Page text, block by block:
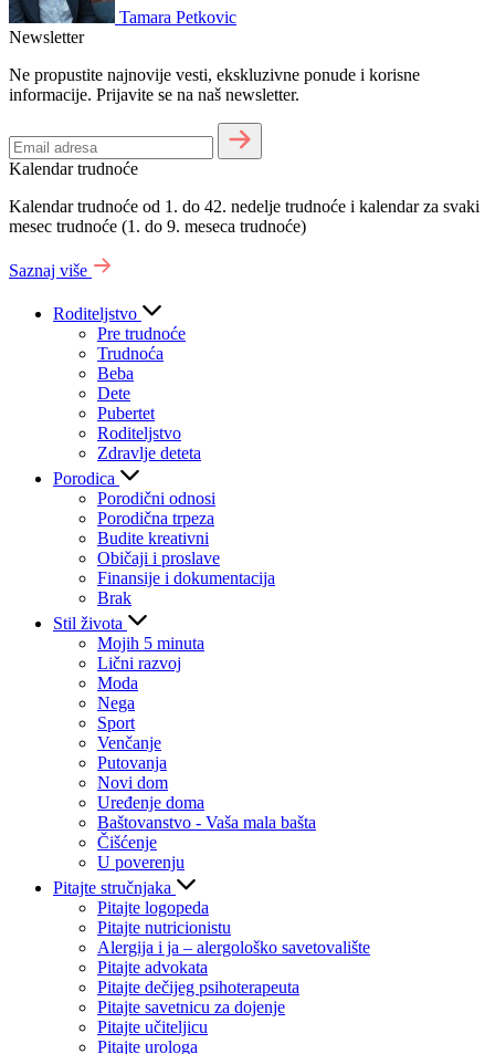
Tamara Petkovic
Newsletter
Ne propustite najnovije vesti, ekskluzivne ponude i korisne
informacije. Prijavite se na naš newsletter.
Kalendar trudnoće
Kalendar trudnoće od 1. do 42. nedelje trudnoće i kalendar za svaki
mesec trudnoće (1. do 9. meseca trudnoće)
Saznaj više
Roditeljstvo
Pre trudnoće
Trudnoća
Beba
Dete
Pubertet
Roditeljstvo
Zdravlje deteta
Porodica
Porodični odnosi
Porodična trpeza
Budite kreativni
Običaji i proslave
Finansije i dokumentacija
Brak
Stil života
Mojih 5 minuta
Lični razvoj
Moda
Nega
Sport
Venčanje
Putovanja
Novi dom
Uređenje doma
Baštovanstvo - Vaša mala bašta
Čišćenje
U poverenju
Pitajte stručnjaka
Pitajte logopeda
Pitajte nutricionistu
Alergija i ja – alergološko savetovalište
Pitajte advokata
Pitajte dečijeg psihoterapeuta
Pitajte savetnicu za dojenje
Pitajte učiteljicu
Pitajte urologa